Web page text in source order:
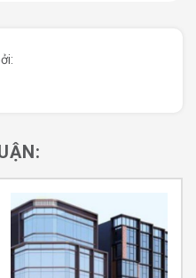
Mart, Etown và nhiều
trong bán kính 1km
mua sắm, giải trí của
tòa nhà còn
hàng lớn như
công ty. Đồng thời, các
tâm thể dục thể thao và
dày đặc xung quanh,
trong cuộc sống làm việc